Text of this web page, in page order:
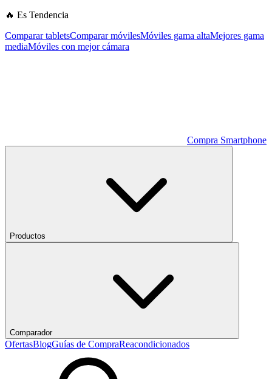
🔥 Es Tendencia
Comparar tabletsComparar móvilesMóviles gama altaMejores gama
mediaMóviles con mejor cámara
Compra Smartphone
Productos
Comparador
OfertasBlogGuías de CompraReacondicionados